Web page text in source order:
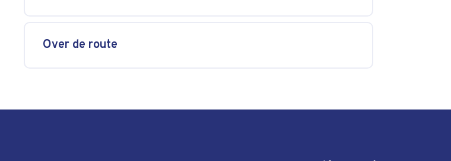
Over de route